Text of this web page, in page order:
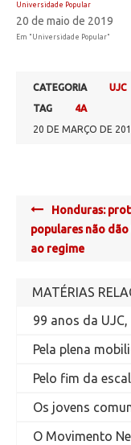
Universidade Popular
20 de maio de 2019
Em "Universidade Popular"
CATEGORIA
UJC
TAG
4A
20 DE MARÇO DE
Post
navigation
Honduras:
populares não
ao regime
MATÉRIAS
99 anos da
Pela plena
Pelo fim da
Os jovens
O Movimento